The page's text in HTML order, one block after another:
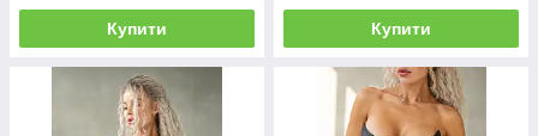
Купити Купити